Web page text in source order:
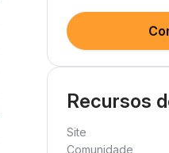
Recursos
Site
Comunidade